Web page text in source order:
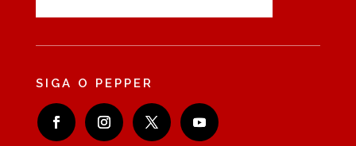
SIGA O PEPPER